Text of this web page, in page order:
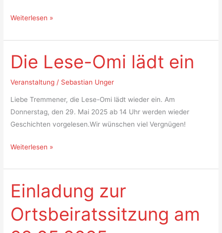
Weiterlesen »
Die Lese-Omi lädt ein
Veranstaltung / Sebastian Unger
Liebe Tremmener, die Lese-Omi lädt wieder ein. Am
Donnerstag, den 29. Mai 2025 ab 14 Uhr werden wieder
Geschichten vorgelesen.Wir wünschen viel Vergnügen!
Die
Lese-
Omi
Weiterlesen »
Einladung zur
Ortsbeiratssitzung am
Einladung
zur
Ortsbeiratssitzung
am